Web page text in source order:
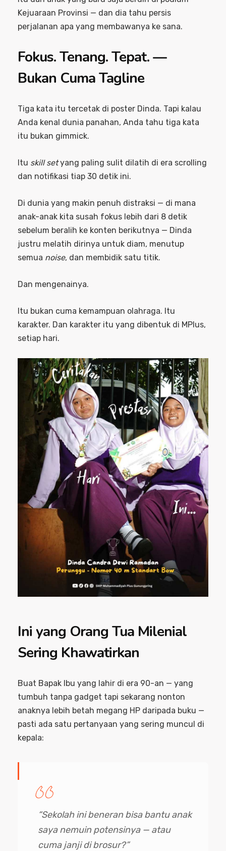
Kejuaraan Provinsi — dan dia tahu persis
perjalanan apa yang membawanya ke sana.
Fokus. Tenang. Tepat. —
Bukan Cuma Tagline
Tiga kata itu tercetak di poster Dinda. Tapi kalau
Anda kenal dunia panahan, Anda tahu tiga kata
itu bukan gimmick.
Itu skill setyang paling sulit dilatih di era scrolling
dan notifikasi tiap 30 detik ini.
Di dunia yang makin penuh distraksi — di mana
anak-anak kita susah fokus lebih dari 8 detik
sebelum beralih ke konten berikutnya — Dinda
justru melatih dirinya untuk diam, menutup
semua noise, dan membidik satu titik.
Dan mengenainya.
Itu bukan cuma kemampuan olahraga. Itu
karakter. Dan karakter itu yang dibentuk di MPlus,
setiap hari.
Ini yang Orang Tua Milenial
Sering Khawatirkan
Buat Bapak Ibu yang lahir di era 90-an — yang
tumbuh tanpa gadget tapi sekarang nonton
anaknya lebih betah megang HP daripada buku —
pasti ada satu pertanyaan yang sering muncul di
kepala:
“Sekolah ini beneran bisa bantu anak
saya nemuin potensinya — atau
cuma janji di brosur?”